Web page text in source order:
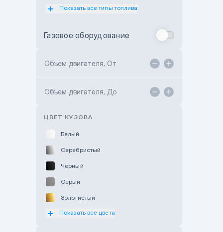
Subaru Motor Almaty
Toyota Kokshetau
Hyundai ShymCity
Показать все типы топлива
Газовое оборудование
Объем двигателя, От
Объем двигателя, До
ЦВЕТ КУЗОВА
Белый
Серебристый
Черный
Серый
Золотистый
Оранжевый
Показать все цвета